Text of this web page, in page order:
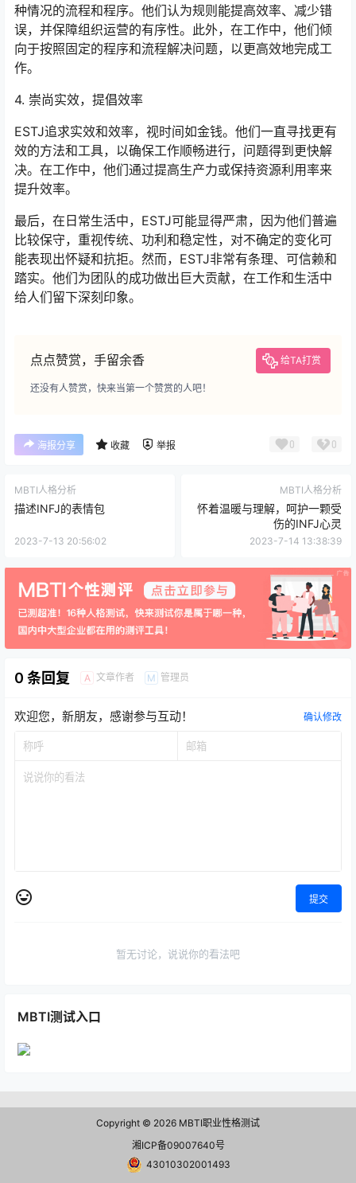
种情况的流程和程序。他们认为规则能提高效率、减少错
误，并保障组织运营的有序性。此外，在工作中，他们倾
向于按照固定的程序和流程解决问题，以更高效地完成工
作。
4. 崇尚实效，提倡效率
ESTJ追求实效和效率，视时间如金钱。他们一直寻找更有
效的方法和工具，以确保工作顺畅进行，问题得到更快解
决。在工作中，他们通过提高生产力或保持资源利用率来
提升效率。
最后，在日常生活中，ESTJ可能显得严肃，因为他们普遍
比较保守，重视传统、功利和稳定性，对不确定的变化可
能表现出怀疑和抗拒。然而，ESTJ非常有条理、可信赖和
踏实。他们为团队的成功做出巨大贡献，在工作和生活中
给人们留下深刻印象。
点点赞赏，手留余香 给TA打赏
还没有人赞赏，快来当第一个赞赏的人吧！
海报分享 收藏 举报 0 0
MBTI人格分析
描述INFJ的表情包
2023-7-13 20:56:02
MBTI人格分析
怀着温暖与理解，呵护一颗受
伤的INFJ心灵
2023-7-14 13:38:39
0 条回复 A 文章作者 M 管理员
欢迎您，新朋友，感谢参与互动！ 确认修改
提交
暂无讨论，说说你的看法吧
MBTI测试入口
Copyright © 2026 MBTI职业性格测试
湘ICP备09007640号
43010302001493